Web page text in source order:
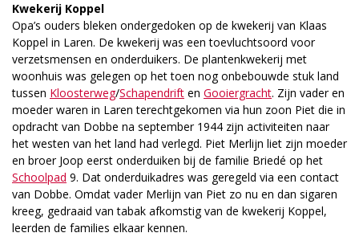
Kwekerij Koppel
Opa’s ouders bleken ondergedoken op de kwekerij van Klaas
Koppel in Laren. De kwekerij was een toevluchtsoord voor
verzetsmensen en onderduikers. De plantenkwekerij met
woonhuis was gelegen op het toen nog onbebouwde stuk land
tussen Kloosterweg/Schapendrift en Gooiergracht. Zijn vader en
moeder waren in Laren terechtgekomen via hun zoon Piet die in
opdracht van Dobbe na september 1944 zijn activiteiten naar
het westen van het land had verlegd. Piet Merlijn liet zijn moeder
en broer Joop eerst onderduiken bij de familie Briedé op het
Schoolpad 9. Dat onderduikadres was geregeld via een contact
van Dobbe. Omdat vader Merlijn van Piet zo nu en dan sigaren
kreeg, gedraaid van tabak afkomstig van de kwekerij Koppel,
leerden de families elkaar kennen.